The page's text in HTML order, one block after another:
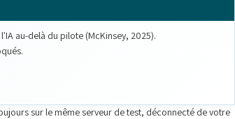
au-delà du pilote (McKinsey, 2025).
sur le même serveur de test, déconnecté de votre